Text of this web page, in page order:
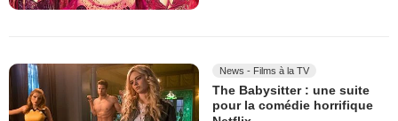
News - Films à la TV
The Babysitter : une suite
pour la comédie horrifique